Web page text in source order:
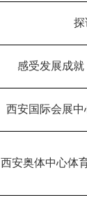
探
感受发展成就
西安国际会展中
西安奥体中心体